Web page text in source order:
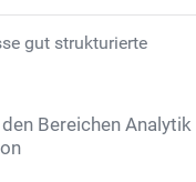
gut strukturierte
Bereichen Analytik